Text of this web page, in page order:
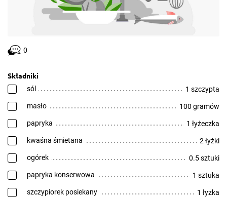
0
Składniki
sól 1 szczypta
masło 100 gramów
papryka 1 łyżeczka
kwaśna śmietana 2 łyżki
ogórek 0.5 sztuki
papryka konserwowa 1 sztuka
szczypiorek posiekany 1 łyżka